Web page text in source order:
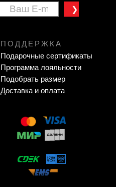
❯
ПОДДЕРЖКА
Подарочные сертификаты
Программа лояльности
Подобрать размер
Доставка и оплата